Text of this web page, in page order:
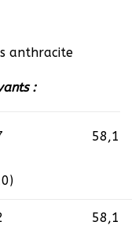
anthracite
:
58,1
58,1